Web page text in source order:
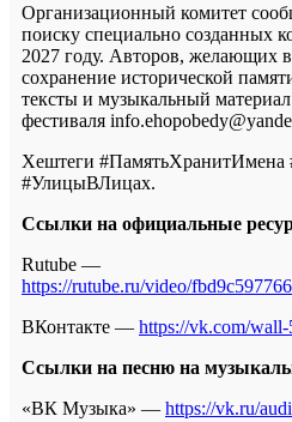
Организационный комитет
поиску специально созданных
2027 году. Авторов, желающих
сохранение исторической
тексты и музыкальный
фестиваля
Хештеги #ПамятьХранитИмена
#УлицыВЛицах.
Ссылки на официальные
Rutube —
https://rutube.ru/video/
ВКонтакте — https://vk.com/
Ссылки на песню на
«ВК Музыка» — https://vk.ru/